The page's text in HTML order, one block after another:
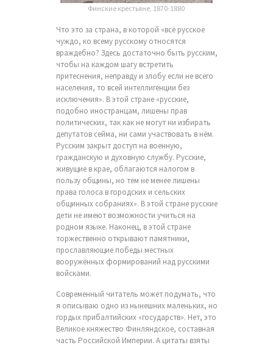
Финские крестьяне, 1870-1880
Что это за страна, в которой «всё русское
чуждо, ко всему русскому относятся
враждебно? Здесь достаточно быть русским,
чтобы на каждом шагу встретить
притеснения, неправду и злобу если не всего
населения, то всей интеллигенции без
исключения». В этой стране «русские,
подобно иностранцам, лишены прав
политических, так как не могут ни избирать
депутатов сейма, ни сами участвовать в нём.
Русским закрыт доступ на военную,
гражданскую и духовную службу. Русские,
живущие в крае, облагаются налогом в
пользу общины, но тем не менее лишены
права голоса в городских и сельских
общинных собраниях». В этой стране русские
дети не имеют возможности учиться на
родном языке. Наконец, в этой стране
торжественно открывают памятники,
прославляющие победы местных
вооружённых формирований над русскими
войсками.
Современный читатель может подумать, что
я описываю одно из нынешних маленьких, но
гордых прибалтийских «государств». Нет, это
Великое княжество Финляндское, составная
часть Российской Империи. А цитаты взяты